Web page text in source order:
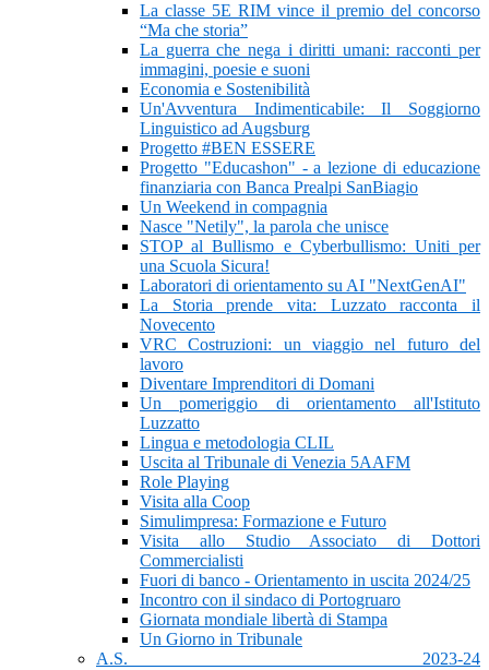
La classe 5E RIM vince il premio del concorso
“Ma che storia”
La guerra che nega i diritti umani: racconti per
immagini, poesie e suoni
Economia e Sostenibilità
Un'Avventura Indimenticabile: Il Soggiorno
Linguistico ad Augsburg
Progetto #BEN ESSERE
Progetto "Educashon" - a lezione di educazione
finanziaria con Banca Prealpi SanBiagio
Un Weekend in compagnia
Nasce "Netily", la parola che unisce
STOP al Bullismo e Cyberbullismo: Uniti per
una Scuola Sicura!
Laboratori di orientamento su AI "NextGenAI"
La Storia prende vita: Luzzato racconta il
Novecento
VRC Costruzioni: un viaggio nel futuro del
lavoro
Diventare Imprenditori di Domani
Un pomeriggio di orientamento all'Istituto
Luzzatto
Lingua e metodologia CLIL
Uscita al Tribunale di Venezia 5AAFM
Role Playing
Visita alla Coop
Simulimpresa: Formazione e Futuro
Visita allo Studio Associato di Dottori
Commercialisti
Fuori di banco - Orientamento in uscita 2024/25
Incontro con il sindaco di Portogruaro
Giornata mondiale libertà di Stampa
Un Giorno in Tribunale
A.S. 2023-24